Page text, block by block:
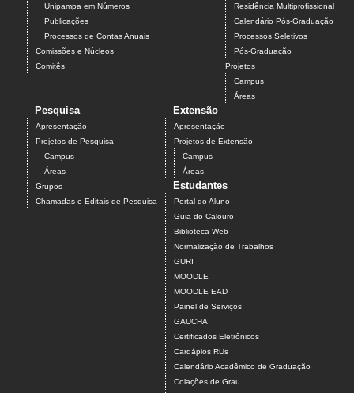
Unipampa em Números
Publicações
Processos de Contas Anuais
Comissões e Núcleos
Comitês
Residência Multiprofissional
Calendário Pós-Graduação
Processos Seletivos
Pós-Graduação
Projetos
Campus
Áreas
Pesquisa
Apresentação
Projetos de Pesquisa
Campus
Áreas
Grupos
Chamadas e Editais de Pesquisa
Extensão
Apresentação
Projetos de Extensão
Campus
Áreas
Estudantes
Portal do Aluno
Guia do Calouro
Biblioteca Web
Normalização de Trabalhos
GURI
MOODLE
MOODLE EAD
Painel de Serviços
GAUCHA
Certificados Eletrônicos
Cardápios RUs
Calendário Acadêmico de Graduação
Colações de Grau